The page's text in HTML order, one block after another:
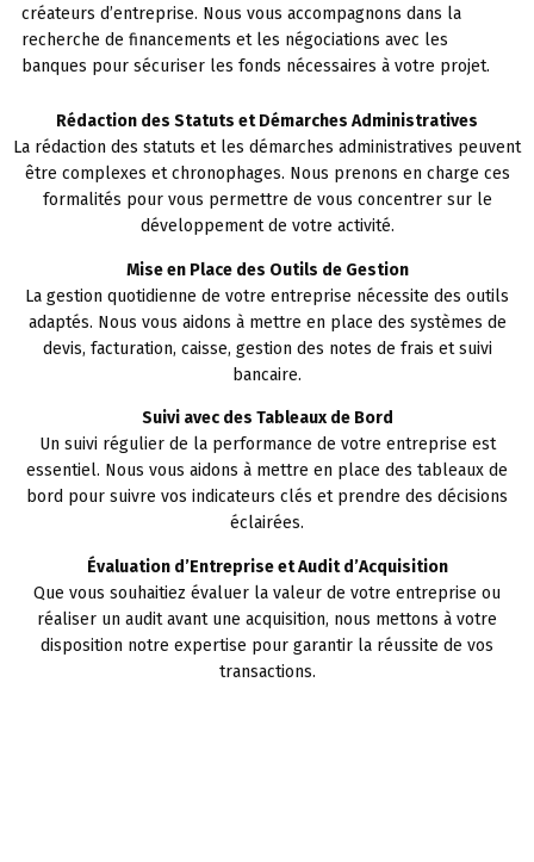
créateurs d’entreprise. Nous vous accompagnons dans la
recherche de financements et les négociations avec les
banques pour sécuriser les fonds nécessaires à votre projet.
Rédaction des Statuts et Démarches Administratives
La rédaction des statuts et les démarches administratives peuvent
être complexes et chronophages. Nous prenons en charge ces
formalités pour vous permettre de vous concentrer sur le
développement de votre activité.
Mise en Place des Outils de Gestion
La gestion quotidienne de votre entreprise nécessite des outils
adaptés. Nous vous aidons à mettre en place des systèmes de
devis, facturation, caisse, gestion des notes de frais et suivi
bancaire.
Suivi avec des Tableaux de Bord
Un suivi régulier de la performance de votre entreprise est
essentiel. Nous vous aidons à mettre en place des tableaux de
bord pour suivre vos indicateurs clés et prendre des décisions
éclairées.
Évaluation d’Entreprise et Audit d’Acquisition
Que vous souhaitiez évaluer la valeur de votre entreprise ou
réaliser un audit avant une acquisition, nous mettons à votre
disposition notre expertise pour garantir la réussite de vos
transactions.